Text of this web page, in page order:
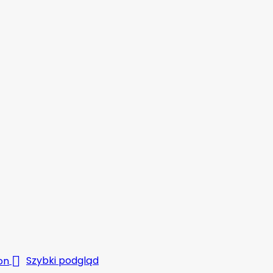
 Szybki podgląd